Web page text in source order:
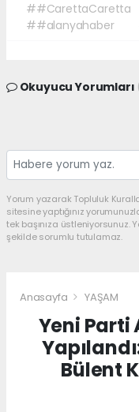
##CarettaCaretta
##alanyahaber
Okuyucu Yorumları
Yorum yazarak Topluluk
sitesine yaptığınız
tek başınıza üstleniyorsunuz.
şekilde sorumlu tutulamaz.
Anasayfa YAŞAM
Yeni Parti
Bülent